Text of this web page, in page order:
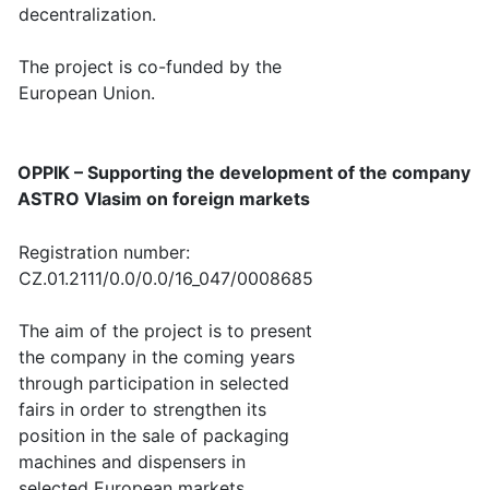
decentralization.
The project is co-funded by the
European Union.
OPPIK – Supporting the development of the company
ASTRO Vlasim on foreign markets
Registration number:
CZ.01.2111/0.0/0.0/16_047/0008685
The aim of the project is to present
the company in the coming years
through participation in selected
fairs in order to strengthen its
position in the sale of packaging
machines and dispensers in